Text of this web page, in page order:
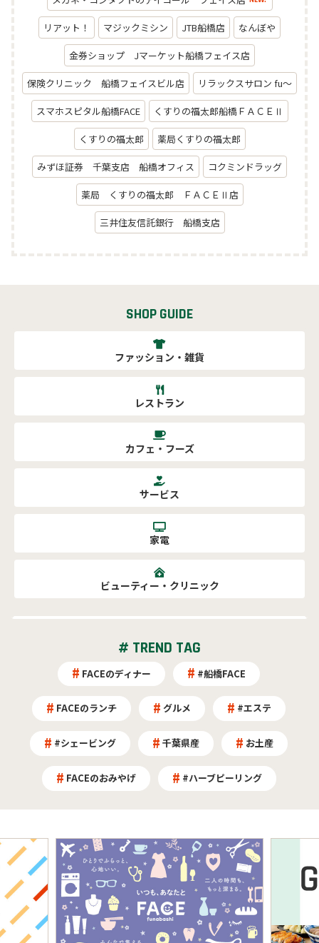
リアット！ マジックミシン JTB船橋店 なんぼや
金券ショップ Jマーケット船橋フェイス店
保険クリニック 船橋フェイスビル店 リラックスサロン fu～
スマホスピタル船橋FACE くすりの福太郎船橋ＦＡＣＥⅡ
くすりの福太郎 薬局くすりの福太郎
みずほ証券 千葉支店 船橋オフィス コクミンドラッグ
薬局 くすりの福太郎 ＦＡＣＥⅡ店
三井住友信託銀行 船橋支店
SHOP GUIDE
ファッション・雑貨
レストラン
カフェ・フーズ
サービス
家電
ビューティー・クリニック
# TREND TAG
FACEのディナー #船橋FACE
FACEのランチ グルメ #エステ
#シェービング 千葉県産 お土産
FACEのおみやげ #ハーブピーリング